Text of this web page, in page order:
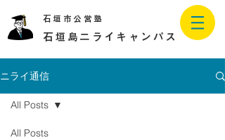
石垣市公営塾
石垣島二ライキャンパス
ニライ通信
All Posts
All Posts